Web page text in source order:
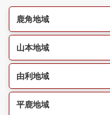
鹿角地域
山本地域
由利地域
平鹿地域